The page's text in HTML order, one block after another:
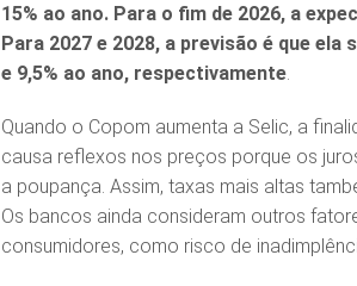
15% ao ano. Para o fim de 2026, a
Para 2027 e 2028, a previsão é que ela
e 9,5% ao ano, respectivamente
Quando o Copom aumenta a Selic, a
causa reflexos nos preços porque os
a poupança. Assim, taxas mais altas
Os bancos ainda consideram outros
consumidores, como risco de